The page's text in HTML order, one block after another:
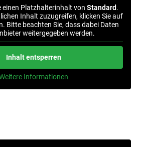
einen Platzhalterinhalt von Standard.
Inhalt zuzugreifen, klicken Sie auf
Bitte beachten Sie, dass dabei Daten
weitergegeben werden.
Inhalt entsperren
Informationen